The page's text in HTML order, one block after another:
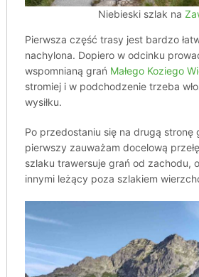
Niebieski szlak na
Pierwsza część trasy jest bardzo
nachylona. Dopiero w odcinku
wspomnianą grań Małego Koziego
stromiej i w podchodzenie trzeba
wysiłku.
Po przedostaniu się na drugą stronę
pierwszy zauważam docelową
szlaku trawersuje grań od zachodu,
innymi leżący poza szlakiem